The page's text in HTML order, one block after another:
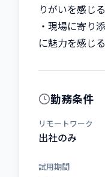
りがいを感じ
・現場に寄り
に魅力を感じ
勤務条件
リモートワーク
出社のみ
試用期間